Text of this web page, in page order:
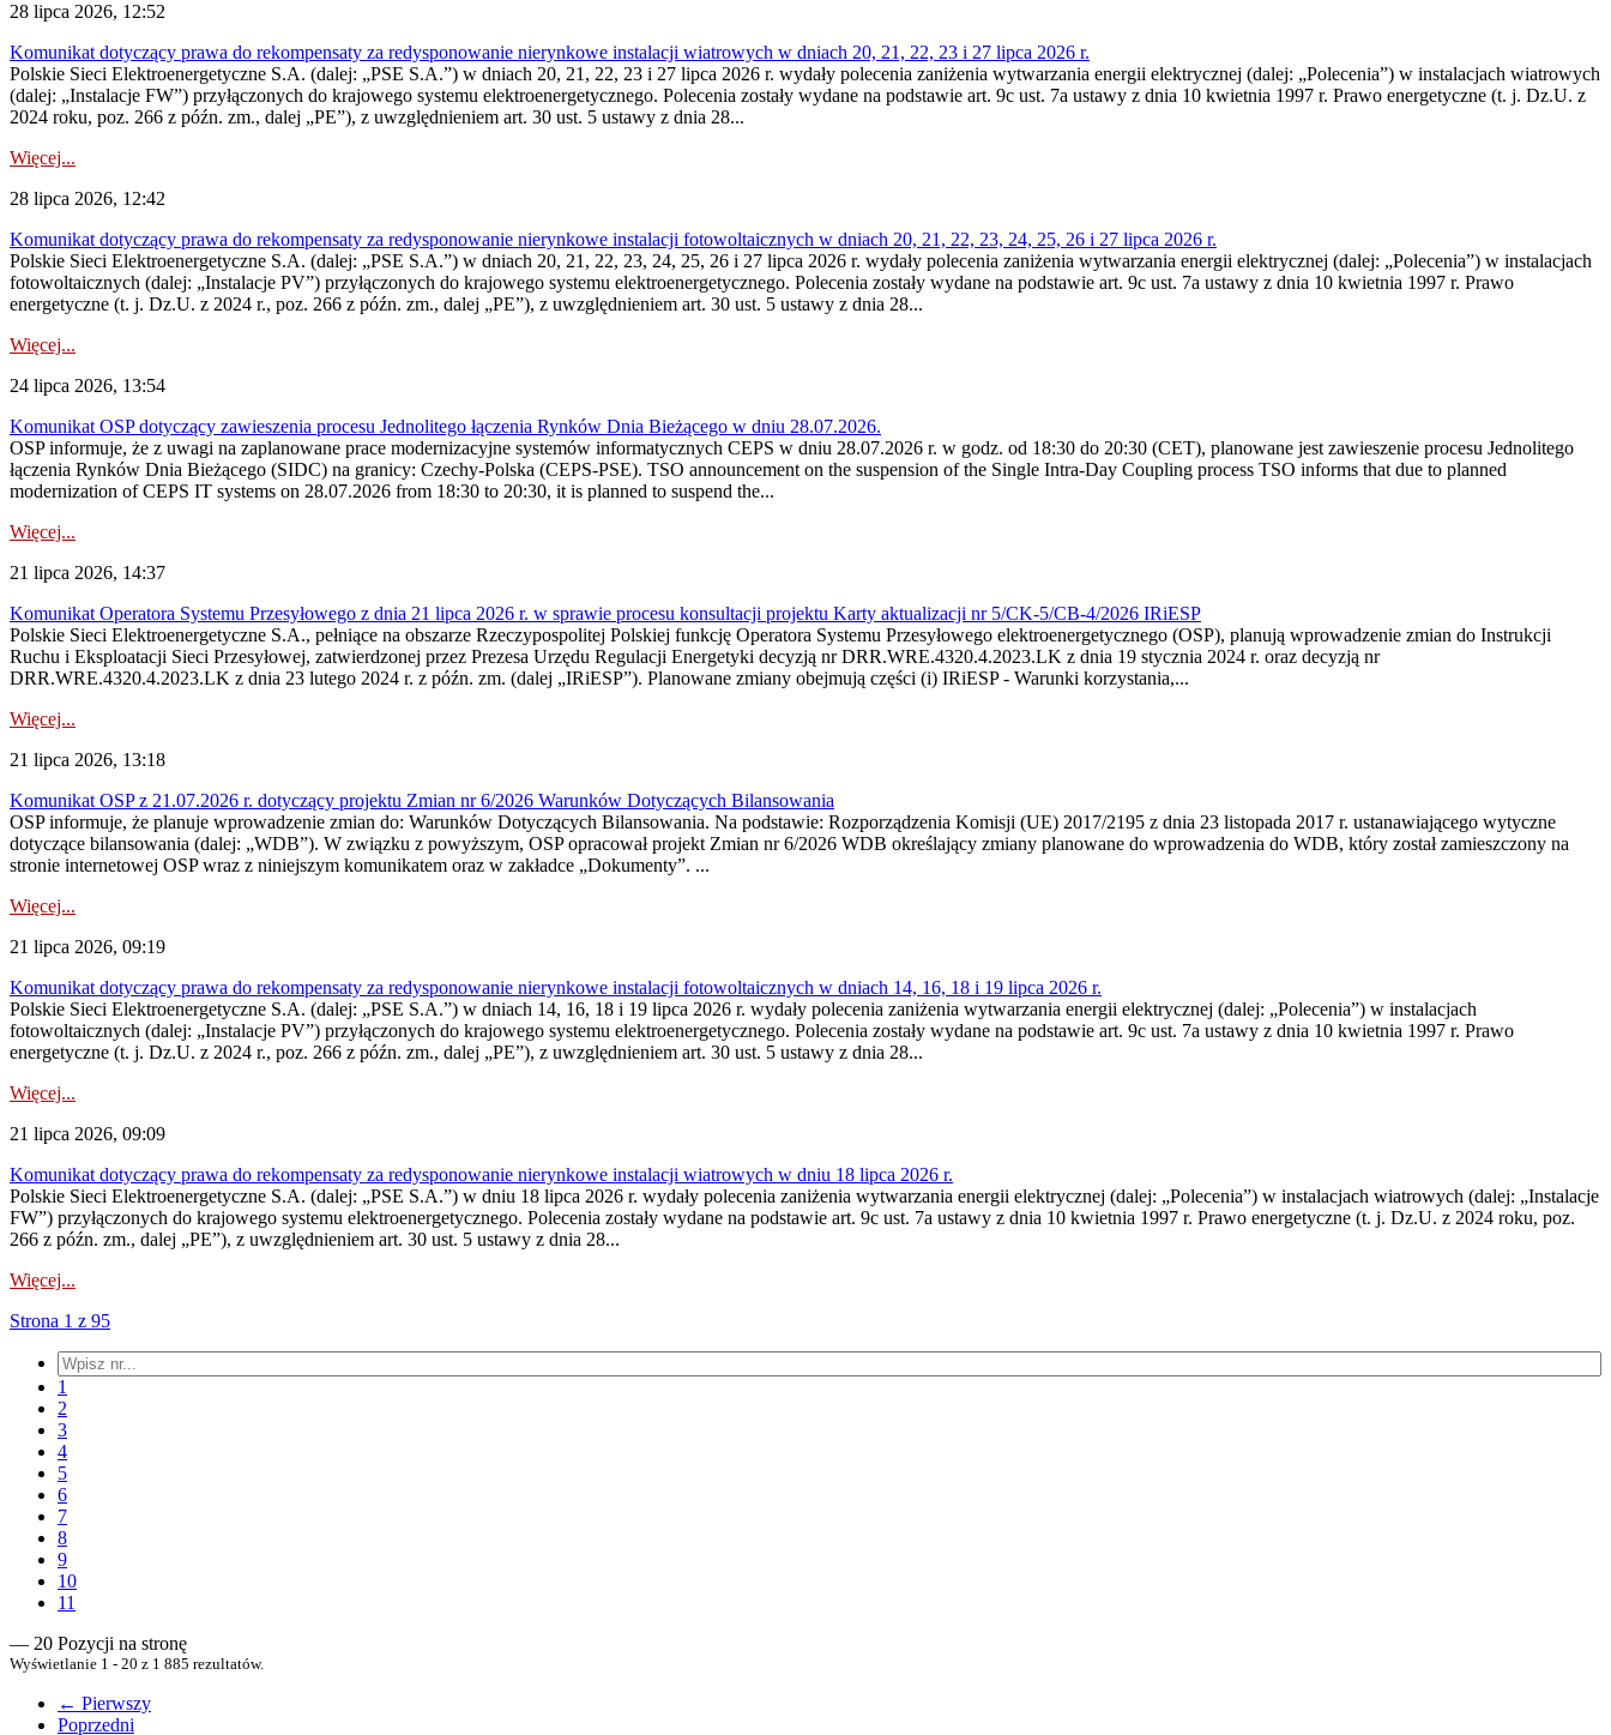
28 lipca 2026, 12:52
Komunikat dotyczący prawa do rekompensaty za redysponowanie nierynkowe instalacji wiatrowych w dniach 20, 21, 22, 23 i 27 lipca 2026 r.
Polskie Sieci Elektroenergetyczne S.A. (dalej: „PSE S.A.”) w dniach 20, 21, 22, 23 i 27 lipca 2026 r. wydały polecenia zaniżenia wytwarzania energii elektrycznej (dalej: „Polecenia”) w instalacjach wiatrowych
(dalej: „Instalacje FW”) przyłączonych do krajowego systemu elektroenergetycznego. Polecenia zostały wydane na podstawie art. 9c ust. 7a ustawy z dnia 10 kwietnia 1997 r. Prawo energetyczne (t. j. Dz.U. z
2024 roku, poz. 266 z późn. zm., dalej „PE”), z uwzględnieniem art. 30 ust. 5 ustawy z dnia 28...
Więcej...
28 lipca 2026, 12:42
Komunikat dotyczący prawa do rekompensaty za redysponowanie nierynkowe instalacji fotowoltaicznych w dniach 20, 21, 22, 23, 24, 25, 26 i 27 lipca 2026 r.
Polskie Sieci Elektroenergetyczne S.A. (dalej: „PSE S.A.”) w dniach 20, 21, 22, 23, 24, 25, 26 i 27 lipca 2026 r. wydały polecenia zaniżenia wytwarzania energii elektrycznej (dalej: „Polecenia”) w instalacjach
fotowoltaicznych (dalej: „Instalacje PV”) przyłączonych do krajowego systemu elektroenergetycznego. Polecenia zostały wydane na podstawie art. 9c ust. 7a ustawy z dnia 10 kwietnia 1997 r. Prawo
energetyczne (t. j. Dz.U. z 2024 r., poz. 266 z późn. zm., dalej „PE”), z uwzględnieniem art. 30 ust. 5 ustawy z dnia 28...
Więcej...
24 lipca 2026, 13:54
Komunikat OSP dotyczący zawieszenia procesu Jednolitego łączenia Rynków Dnia Bieżącego w dniu 28.07.2026.
OSP informuje, że z uwagi na zaplanowane prace modernizacyjne systemów informatycznych CEPS w dniu 28.07.2026 r. w godz. od 18:30 do 20:30 (CET), planowane jest zawieszenie procesu Jednolitego
łączenia Rynków Dnia Bieżącego (SIDC) na granicy: Czechy-Polska (CEPS-PSE). TSO announcement on the suspension of the Single Intra-Day Coupling process TSO informs that due to planned
modernization of CEPS IT systems on 28.07.2026 from 18:30 to 20:30, it is planned to suspend the...
Więcej...
21 lipca 2026, 14:37
Komunikat Operatora Systemu Przesyłowego z dnia 21 lipca 2026 r. w sprawie procesu konsultacji projektu Karty aktualizacji nr 5/CK-5/CB-4/2026 IRiESP
Polskie Sieci Elektroenergetyczne S.A., pełniące na obszarze Rzeczypospolitej Polskiej funkcję Operatora Systemu Przesyłowego elektroenergetycznego (OSP), planują wprowadzenie zmian do Instrukcji
Ruchu i Eksploatacji Sieci Przesyłowej, zatwierdzonej przez Prezesa Urzędu Regulacji Energetyki decyzją nr DRR.WRE.4320.4.2023.LK z dnia 19 stycznia 2024 r. oraz decyzją nr
DRR.WRE.4320.4.2023.LK z dnia 23 lutego 2024 r. z późn. zm. (dalej „IRiESP”). Planowane zmiany obejmują części (i) IRiESP - Warunki korzystania,...
Więcej...
21 lipca 2026, 13:18
Komunikat OSP z 21.07.2026 r. dotyczący projektu Zmian nr 6/2026 Warunków Dotyczących Bilansowania
OSP informuje, że planuje wprowadzenie zmian do: Warunków Dotyczących Bilansowania. Na podstawie: Rozporządzenia Komisji (UE) 2017/2195 z dnia 23‍ listopada 2017 r. ustanawiającego wytyczne
dotyczące bilansowania (dalej: „WDB”). W związku z powyższym, OSP opracował projekt Zmian nr 6/2026 WDB określający zmiany planowane do wprowadzenia do WDB, który został zamieszczony na
stronie internetowej OSP wraz z niniejszym komunikatem oraz w zakładce „Dokumenty”. ...
Więcej...
21 lipca 2026, 09:19
Komunikat dotyczący prawa do rekompensaty za redysponowanie nierynkowe instalacji fotowoltaicznych w dniach 14, 16, 18 i 19 lipca 2026 r.
Polskie Sieci Elektroenergetyczne S.A. (dalej: „PSE S.A.”) w dniach 14, 16, 18 i 19 lipca 2026 r. wydały polecenia zaniżenia wytwarzania energii elektrycznej (dalej: „Polecenia”) w instalacjach
fotowoltaicznych (dalej: „Instalacje PV”) przyłączonych do krajowego systemu elektroenergetycznego. Polecenia zostały wydane na podstawie art. 9c ust. 7a ustawy z dnia 10 kwietnia 1997 r. Prawo
energetyczne (t. j. Dz.U. z 2024 r., poz. 266 z późn. zm., dalej „PE”), z uwzględnieniem art. 30 ust. 5 ustawy z dnia 28...
Więcej...
21 lipca 2026, 09:09
Komunikat dotyczący prawa do rekompensaty za redysponowanie nierynkowe instalacji wiatrowych w dniu 18 lipca 2026 r.
Polskie Sieci Elektroenergetyczne S.A. (dalej: „PSE S.A.”) w dniu 18 lipca 2026 r. wydały polecenia zaniżenia wytwarzania energii elektrycznej (dalej: „Polecenia”) w instalacjach wiatrowych (dalej: „Instalacje
FW”) przyłączonych do krajowego systemu elektroenergetycznego. Polecenia zostały wydane na podstawie art. 9c ust. 7a ustawy z dnia 10 kwietnia 1997 r. Prawo energetyczne (t. j. Dz.U. z 2024 roku, poz.
266 z późn. zm., dalej „PE”), z uwzględnieniem art. 30 ust. 5 ustawy z dnia 28...
Więcej...
Strona 1 z 95
1
2
3
4
5
6
7
8
9
10
11
— 20 Pozycji na stronę
Wyświetlanie 1 - 20 z 1 885 rezultatów.
← Pierwszy
Poprzedni